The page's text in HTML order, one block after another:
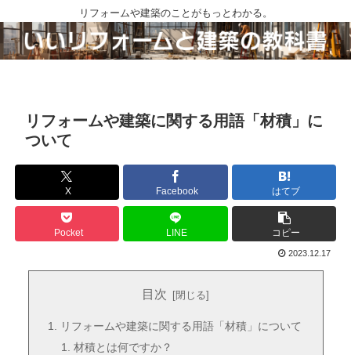
リフォームや建築のことがもっとわかる。
リフォームや建築に関する用語「材積」に
ついて
X Facebook はてブ
Pocket LINE コピー
2023.12.17
目次
リフォームや建築に関する用語「材積」について
材積とは何ですか？